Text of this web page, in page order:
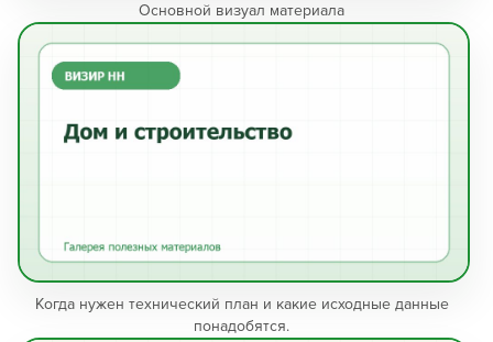
Основной визуал материала
Когда нужен технический план и какие исходные данные
понадобятся.